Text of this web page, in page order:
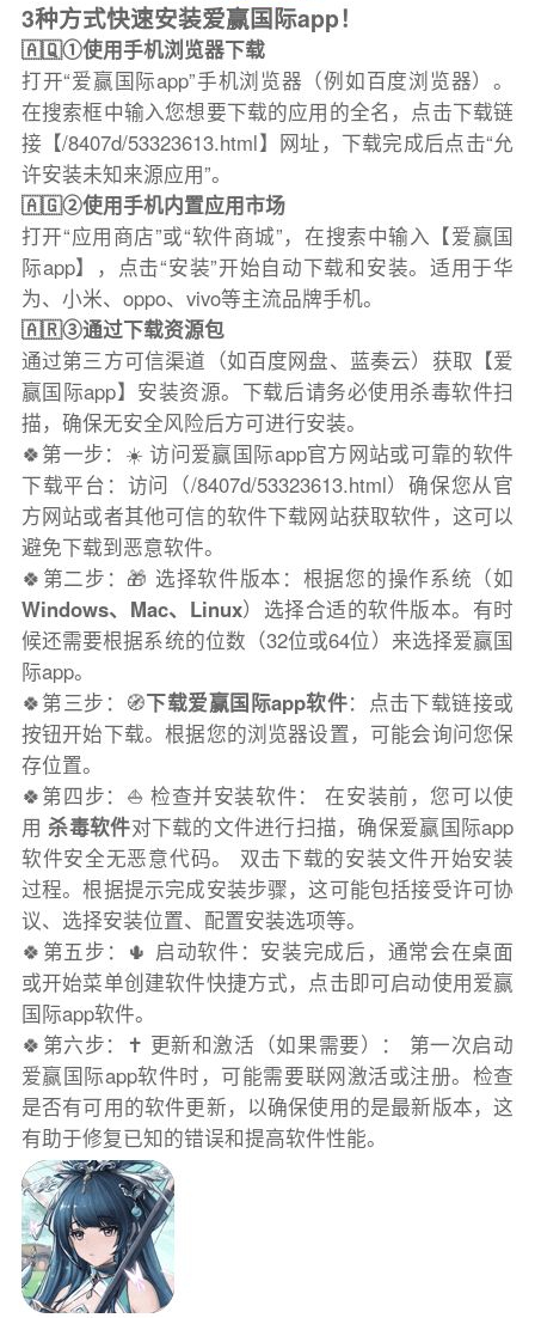
3种方式快速安装爱赢国际app！
🇦🇶①使用手机浏览器下载
打开“爱赢国际app”手机浏览器（例如百度浏览器）。
在搜索框中输入您想要下载的应用的全名，点击下载链
接【/8407d/53323613.html】网址，下载完成后点击“允
许安装未知来源应用”。
🇦🇬②使用手机内置应用市场
打开“应用商店”或“软件商城”，在搜索中输入【爱赢国
际app】，点击“安装”开始自动下载和安装。适用于华
为、小米、oppo、vivo等主流品牌手机。
🇦🇷③通过下载资源包
通过第三方可信渠道（如百度网盘、蓝奏云）获取【爱
赢国际app】安装资源。下载后请务必使用杀毒软件扫
描，确保无安全风险后方可进行安装。
🍀第一步：☀️ 访问爱赢国际app官方网站或可靠的软件
下载平台：访问（/8407d/53323613.html）确保您从官
方网站或者其他可信的软件下载网站获取软件，这可以
避免下载到恶意软件。
🍀第二步：🎁 选择软件版本：根据您的操作系统（如
Windows、Mac、Linux）选择合适的软件版本。有时
候还需要根据系统的位数（32位或64位）来选择爱赢国
际app。
🍀第三步：🧭下载爱赢国际app软件：点击下载链接或
按钮开始下载。根据您的浏览器设置，可能会询问您保
存位置。
🍀第四步：⛵️ 检查并安装软件： 在安装前，您可以使
用杀毒软件对下载的文件进行扫描，确保爱赢国际app
软件安全无恶意代码。 双击下载的安装文件开始安装
过程。根据提示完成安装步骤，这可能包括接受许可协
议、选择安装位置、配置安装选项等。
🍀第五步：🌵 启动软件：安装完成后，通常会在桌面
或开始菜单创建软件快捷方式，点击即可启动使用爱赢
国际app软件。
🍀第六步：✝️ 更新和激活（如果需要）： 第一次启动
爱赢国际app软件时，可能需要联网激活或注册。检查
是否有可用的软件更新，以确保使用的是最新版本，这
有助于修复已知的错误和提高软件性能。